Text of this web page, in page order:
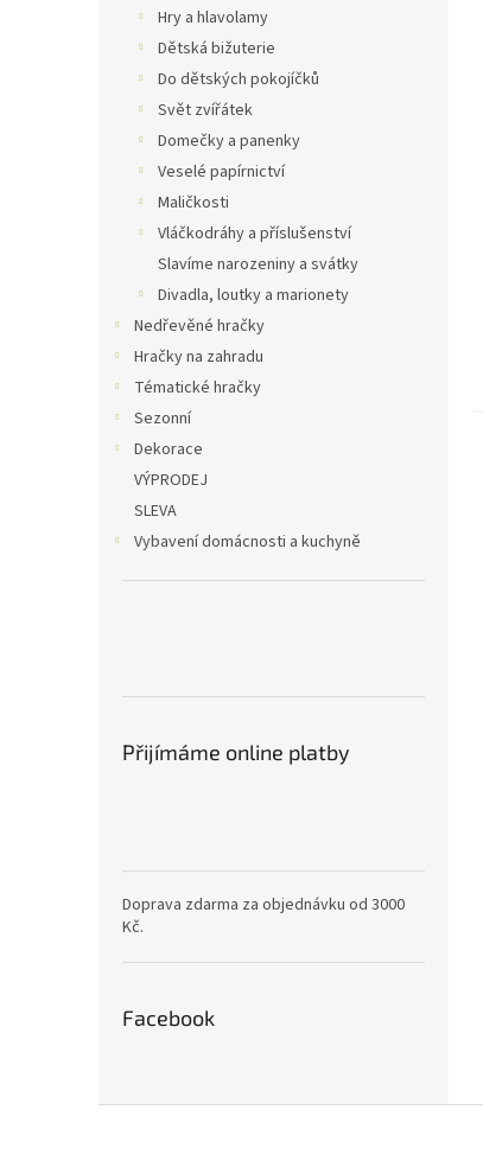
Hry a hlavolamy
Dětská bižuterie
Do dětských pokojíčků
Svět zvířátek
Domečky a panenky
Veselé papírnictví
Maličkosti
Vláčkodráhy a příslušenství
Slavíme narozeniny a svátky
Divadla, loutky a marionety
Nedřevěné hračky
Hračky na zahradu
Tématické hračky
Sezonní
Dekorace
VÝPRODEJ
SLEVA
Vybavení domácnosti a kuchyně
Přijímáme online platby
Doprava zdarma za objednávku od 3000
Kč.
Facebook